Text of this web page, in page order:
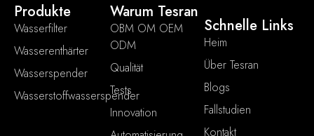
Produkte
Wasserfilter
Wasserenthärter
Wasserspender
Wasserstoffwasserspender
Warum Tesran
OBM OM OEM
ODM
Qualität
Tests
Innovation
Schnelle Links
Heim
Über Tesran
Blogs
Fallstudien
Kontakt